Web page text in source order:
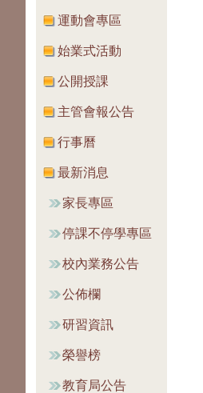
運動會專區
始業式活動
公開授課
主管會報公告
行事曆
最新消息
家長專區
停課不停學專區
校內業務公告
公佈欄
研習資訊
榮譽榜
教育局公告